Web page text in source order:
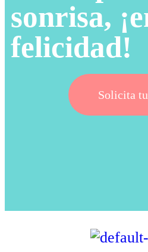
sonrisa,
felicidad!
Solicita